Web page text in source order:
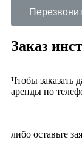
Заказ
Чтобы заказать
аренды по
либо оставьте